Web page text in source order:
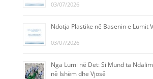
03/07/2026
Ndotja Plastike në Basenin e Lumit
03/07/2026
Nga Lumi në Det: Si Mund ta
në Ishëm dhe Vjosë